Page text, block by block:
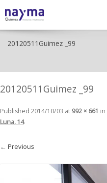
20120511Guimez _99
20120511Guimez _99
Published 2014/10/03 at 992 × 661 in
Luna, 14.
← Previous